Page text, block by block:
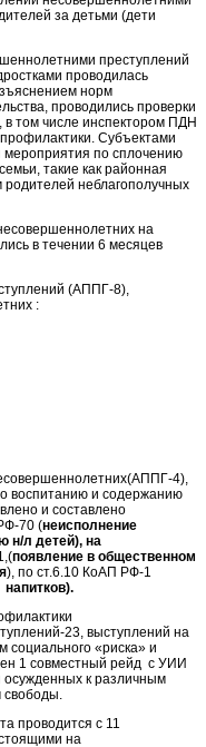
за детьми (дети
преступлений
проводилась
норм
проводились проверки
в том числе инспектором ПДН
Субъектами
мероприятия по сплочению
такие как районная
неблагополучных
на
в течении 6 месяцев
(АППГ-8),
:
4),
воспитанию и содержанию
и составлено
70 (неисполнение
н/л детей), на
появление в общественном
), по ст.6.10 КоАП РФ-1
23, выступлений на
социального «риска» и
1 совместный рейд с УИИ
осужденных к различным
свободы.
проводится с 11
на